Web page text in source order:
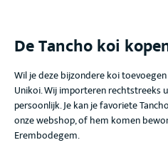
De Tancho koi
Wil je deze bijzondere koi
Unikoi. Wij importeren rechtstreeks
persoonlijk. Je kan je favoriete
onze webshop, of hem komen
Erembodegem.